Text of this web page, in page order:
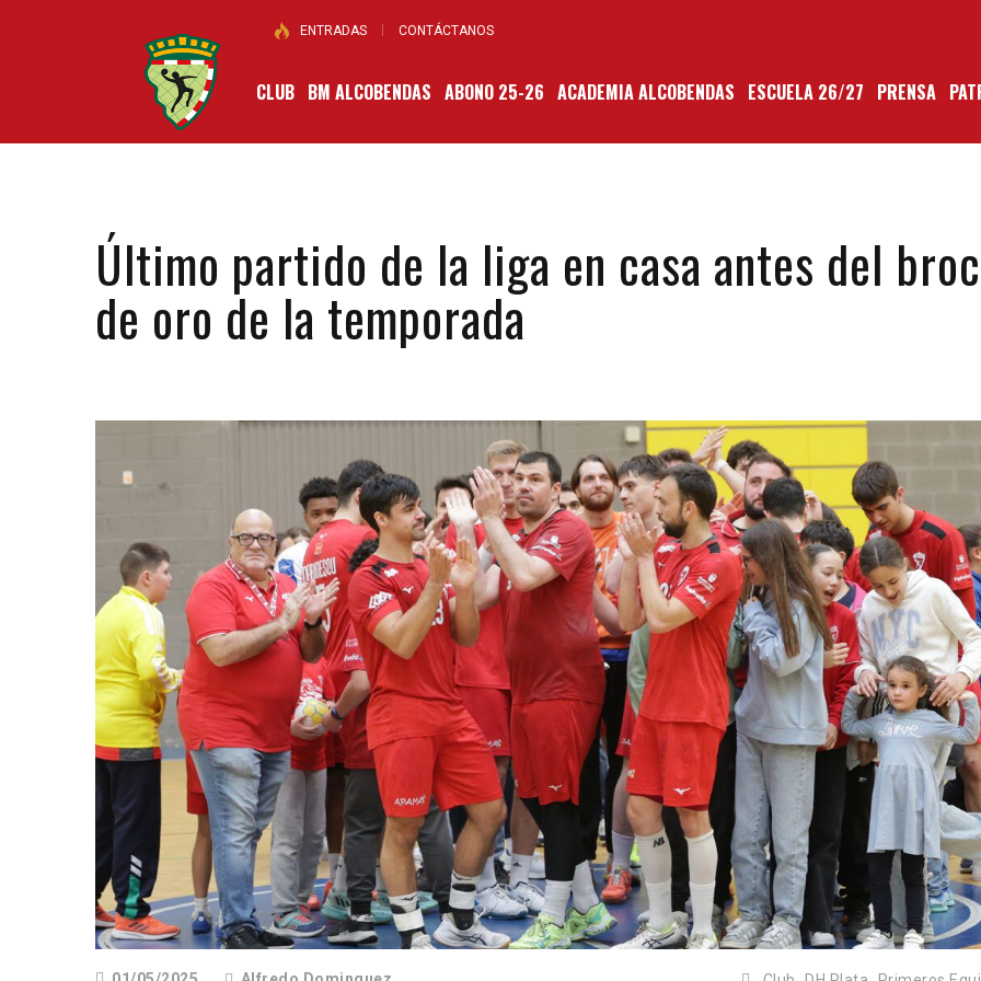
ENTRADAS CONTÁCTANOS
CLUB BM ALCOBENDAS ABONO 25-26 ACADEMIA ALCOBENDAS ESCUELA 26/27 PRENSA
Último partido de la liga en casa antes del
de oro de la temporada